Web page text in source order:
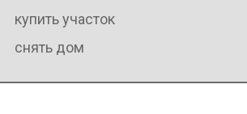
купить участок
снять дом